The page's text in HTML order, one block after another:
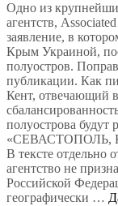
Одно из
агентств,
заявление, в
Крым Украиной,
полуостров.
публикации. Как
Кент, отвечающий в
полуострова будут
«СЕВАСТОПОЛЬ,
В тексте отдельно
агентство не
Российской
географически …